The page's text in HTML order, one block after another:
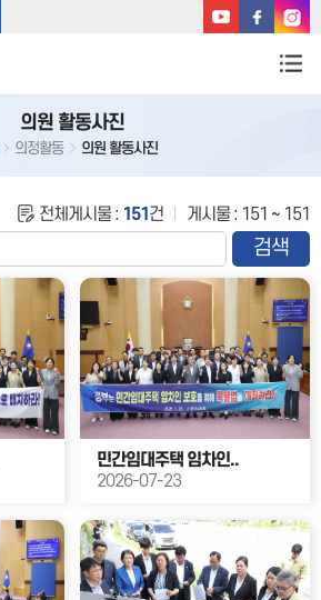
의원 활동사진
의정활동 의원 활동사진
전체게시물 : 151 건 게시물 : 151 ~ 151
검색
민간임대주택 임차인..
2026-07-23